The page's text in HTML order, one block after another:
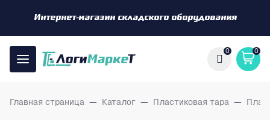
Интернет-магазин складского оборудования
0 0
Главная страница — Каталог — Пластиковая тара —